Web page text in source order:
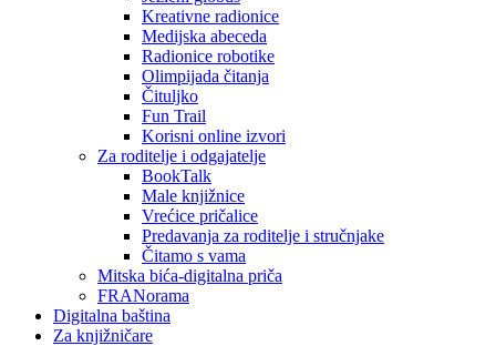
Kreativne radionice
Medijska abeceda
Radionice robotike
Olimpijada čitanja
Čituljko
Fun Trail
Korisni online izvori
Za roditelje i odgajatelje
BookTalk
Male knjižnice
Vrećice pričalice
Predavanja za roditelje i stručnjake
Čitamo s vama
Mitska bića-digitalna priča
FRANorama
Digitalna baština
Za knjižničare